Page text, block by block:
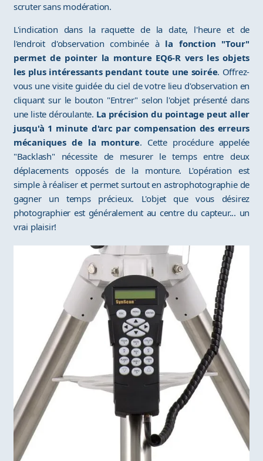
scruter sans modération.
L'indication dans la raquette de la date, l'heure et de
l'endroit d'observation combinée à la fonction "Tour"
permet de pointer la monture EQ6-R vers les objets
les plus intéressants pendant toute une soirée. Offrez-
vous une visite guidée du ciel de votre lieu d'observation en
cliquant sur le bouton "Entrer" selon l'objet présenté dans
une liste déroulante. La précision du pointage peut aller
jusqu'à 1 minute d'arc par compensation des erreurs
mécaniques de la monture. Cette procédure appelée
"Backlash" nécessite de mesurer le temps entre deux
déplacements opposés de la monture. L'opération est
simple à réaliser et permet surtout en astrophotographie de
gagner un temps précieux. L'objet que vous désirez
photographier est généralement au centre du capteur... un
vrai plaisir!